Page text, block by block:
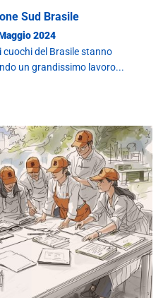
Sud Brasile
2024
cuochi del Brasile stanno
un grandissimo lavoro...